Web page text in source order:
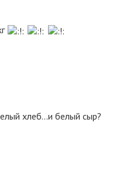
хлеб…и белый сыр?